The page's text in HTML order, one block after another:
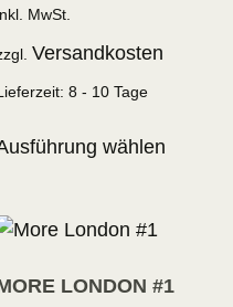
MwSt.
Versandkosten
8 - 10 Tage
wählen
LONDON #1